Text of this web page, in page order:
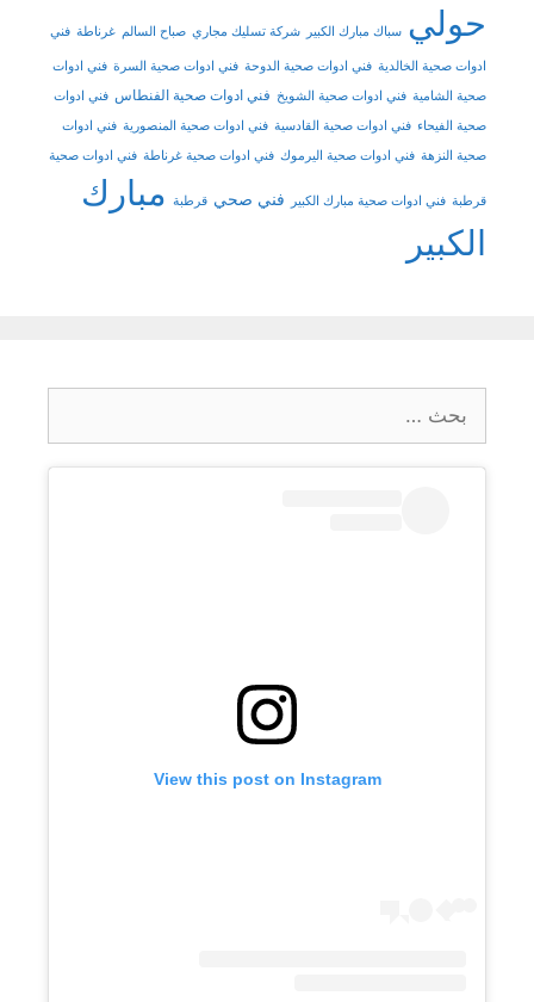
حولي سباك مبارك الكبير شركة تسليك مجاري صباح السالم غرناطة فني
ادوات صحية الخالدية فني ادوات صحية الدوحة فني ادوات صحية السرة فني ادوات
صحية الشامية فني ادوات صحية الشويخ فني ادوات صحية الفنطاس فني ادوات
صحية الفيحاء فني ادوات صحية القادسية فني ادوات صحية المنصورية فني ادوات
صحية النزهة فني ادوات صحية اليرموك فني ادوات صحية غرناطة فني ادوات صحية
قرطبة فني ادوات صحية مبارك الكبير فني صحي قرطبة مبارك
الكبير
عن:
View this post on Instagram